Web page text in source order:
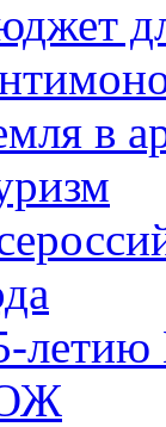
в
летию